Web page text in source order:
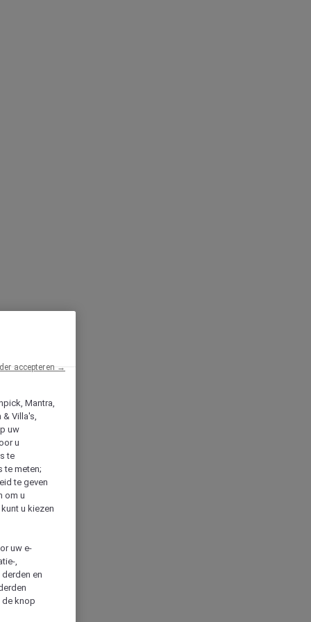
Mantra,
& Villa's,
uw
u
te
te meten;
te geven
om u
u kiezen
uw e-
,
en
de knop
accepteren →